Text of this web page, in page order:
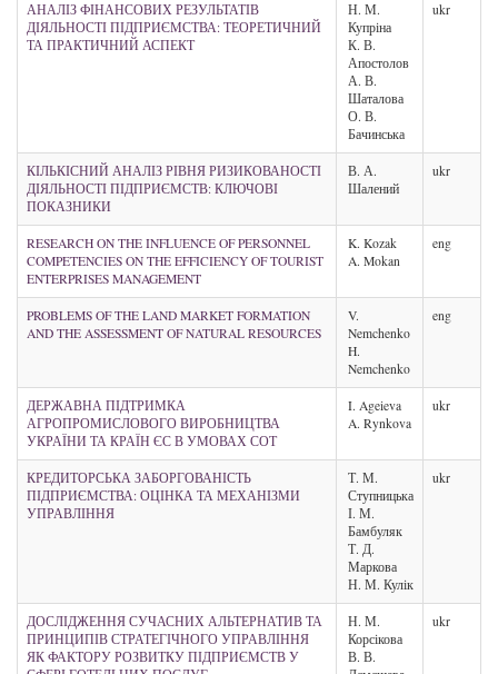
АНАЛІЗ ФІНАНСОВИХ РЕЗУЛЬТАТІВ
ДІЯЛЬНОСТІ ПІДПРИЄМСТВА: ТЕОРЕТИЧНИЙ
ТА ПРАКТИЧНИЙ АСПЕКТ
Н. М.
Купріна
К. В.
Апостолов
А. В.
Шаталова
О. В.
Бачинська
ukr
КІЛЬКІСНИЙ АНАЛІЗ РІВНЯ РИЗИКОВАНОСТІ
ДІЯЛЬНОСТІ ПІДПРИЄМСТВ: КЛЮЧОВІ
ПОКАЗНИКИ
В. А.
Шалений
ukr
RESEARCH ON THE INFLUENCE OF PERSONNEL
COMPETENCIES ON THE EFFICIENCY OF TOURIST
ENTERPRISES MANAGEMENT
K. Kozak
A. Mokan
eng
PROBLEMS OF THE LAND MARKET FORMATION
AND THE ASSESSMENT OF NATURAL RESOURCES
V.
Nemchenko
H.
Nemchenko
eng
ДЕРЖАВНА ПІДТРИМКА
АГРОПРОМИСЛОВОГО ВИРОБНИЦТВА
УКРАЇНИ ТА КРАЇН ЄС В УМОВАХ СОТ
I. Ageieva
A. Rynkova
ukr
КРЕДИТОРСЬКА ЗАБОРГОВАНІСТЬ
ПІДПРИЄМСТВА: ОЦІНКА ТА МЕХАНІЗМИ
УПРАВЛІННЯ
Т. М.
Ступницька
І. М.
Бамбуляк
Т. Д.
Маркова
Н. М. Кулік
ukr
ДОСЛІДЖЕННЯ СУЧАСНИХ АЛЬТЕРНАТИВ ТА
ПРИНЦИПІВ СТРАТЕГІЧНОГО УПРАВЛІННЯ
ЯК ФАКТОРУ РОЗВИТКУ ПІДПРИЄМСТВ У
Н. М.
Корсікова
В. В.
ukr